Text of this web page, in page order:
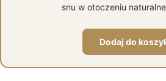
snu w otoczeniu
Dodaj do